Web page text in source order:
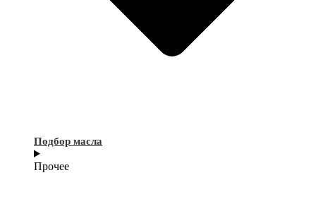
Подбор масла
Прочее